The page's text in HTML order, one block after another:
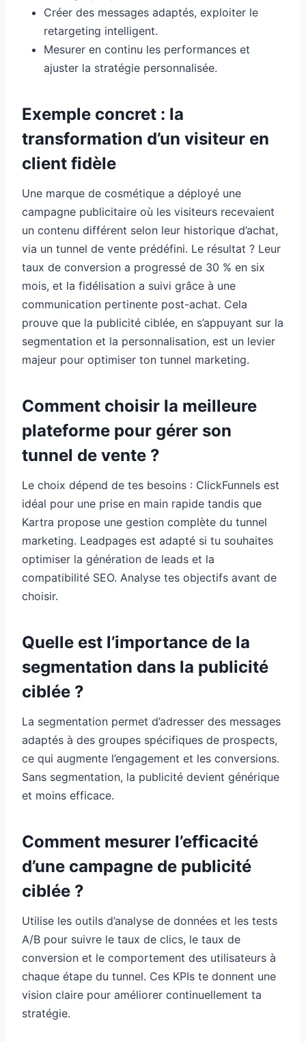
Créer des messages adaptés, exploiter le
retargeting intelligent.
Mesurer en continu les performances et
ajuster la stratégie personnalisée.
Exemple concret : la
transformation d’un visiteur en
client fidèle
Une marque de cosmétique a déployé une
campagne publicitaire où les visiteurs recevaient
un contenu différent selon leur historique d’achat,
via un tunnel de vente prédéfini. Le résultat ? Leur
taux de conversion a progressé de 30 % en six
mois, et la fidélisation a suivi grâce à une
communication pertinente post-achat. Cela
prouve que la publicité ciblée, en s’appuyant sur la
segmentation et la personnalisation, est un levier
majeur pour optimiser ton tunnel marketing.
Comment choisir la meilleure
plateforme pour gérer son
tunnel de vente ?
Le choix dépend de tes besoins : ClickFunnels est
idéal pour une prise en main rapide tandis que
Kartra propose une gestion complète du tunnel
marketing. Leadpages est adapté si tu souhaites
optimiser la génération de leads et la
compatibilité SEO. Analyse tes objectifs avant de
choisir.
Quelle est l’importance de la
segmentation dans la publicité
ciblée ?
La segmentation permet d’adresser des messages
adaptés à des groupes spécifiques de prospects,
ce qui augmente l’engagement et les conversions.
Sans segmentation, la publicité devient générique
et moins efficace.
Comment mesurer l’efficacité
d’une campagne de publicité
ciblée ?
Utilise les outils d’analyse de données et les tests
A/B pour suivre le taux de clics, le taux de
conversion et le comportement des utilisateurs à
chaque étape du tunnel. Ces KPIs te donnent une
vision claire pour améliorer continuellement ta
stratégie.